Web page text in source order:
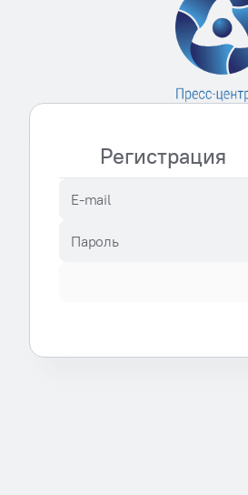
Регистрация
E-mail
Пароль